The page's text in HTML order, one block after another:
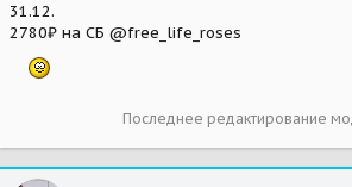
31.12.
2780₽ на СБ @free_life_roses
Последнее редактирование